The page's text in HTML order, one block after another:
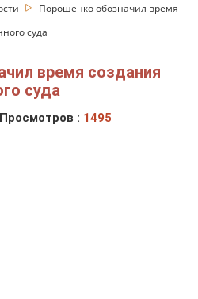
Порошенко обозначил время
суда
время создания
суда
Просмотров : 1495